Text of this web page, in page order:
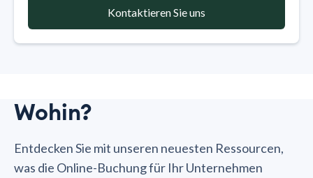
Kontaktieren Sie uns
Wohin?
Entdecken Sie mit unseren neuesten Ressourcen,
was die Online-Buchung für Ihr Unternehmen